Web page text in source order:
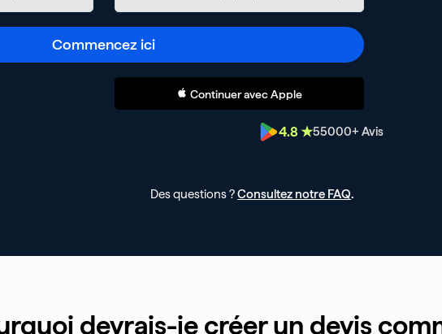
Commencez ici
Continuer avec Apple
4.8 ★55000+ Avis
Des questions ?Consultez notre FAQ.
devrais-je créer un devis